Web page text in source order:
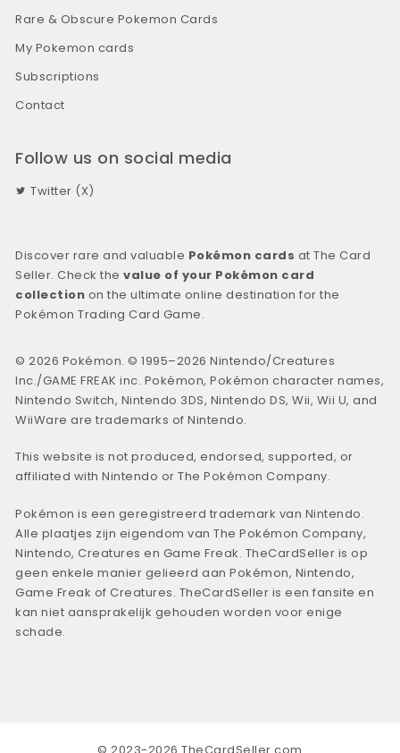
Rare & Obscure Pokemon Cards
My Pokemon cards
Subscriptions
Contact
Follow us on social media
Twitter (X)
Discover rare and valuable Pokémon cards at The Card
Seller. Check thevalue of your Pokémon card
collection on the ultimate online destination for the
Pokémon Trading Card Game.
© 2026 Pokémon. © 1995–2026 Nintendo/Creatures
Inc./GAME FREAK inc. Pokémon, Pokémon character names,
Nintendo Switch, Nintendo 3DS, Nintendo DS, Wii, Wii U, and
WiiWare are trademarks of Nintendo.
This website is not produced, endorsed, supported, or
affiliated with Nintendo or The Pokémon Company.
Pokémon is een geregistreerd trademark van Nintendo.
Alle plaatjes zijn eigendom van The Pokémon Company,
Nintendo, Creatures en Game Freak. TheCardSeller is op
geen enkele manier gelieerd aan Pokémon, Nintendo,
Game Freak of Creatures. TheCardSeller is een fansite en
kan niet aansprakelijk gehouden worden voor enige
schade.
© 2023-2026 TheCardSeller.com